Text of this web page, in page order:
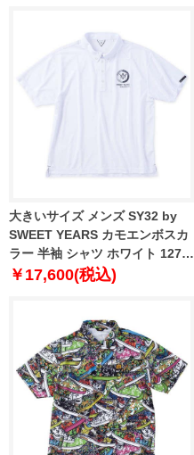
大きいサイズ メンズ SY32 by
SWEET YEARS カモエンボスカ
ラー 半袖 シャツ ホワイト 1278-
4285-1 3L 4L 5L 6L
￥17,600(税込)